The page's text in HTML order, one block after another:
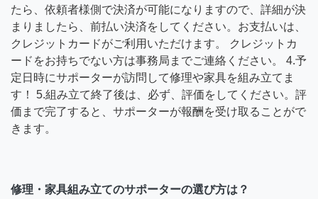
たら、依頼者様側で決済が可能になりますので、詳細が決
まりましたら、前払い決済をしてください。お支払いは、
クレジットカードがご利用いただけます。 クレジットカ
ードをお持ちでない方は事務局までご連絡ください。 4.予
定日時にサポーターが訪問して修理や家具を組み立てま
す！ 5.組み立て終了後は、必ず、評価をしてください。評
価まで完了すると、サポーターが報酬を受け取ることがで
きます。
修理・家具組み立てのサポーターの選び方は？